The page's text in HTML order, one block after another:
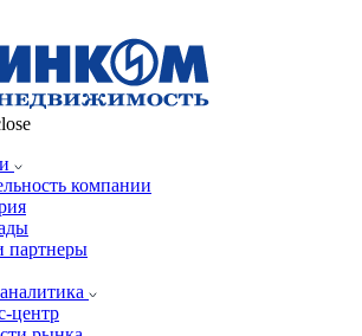
компании
партнеры
центр